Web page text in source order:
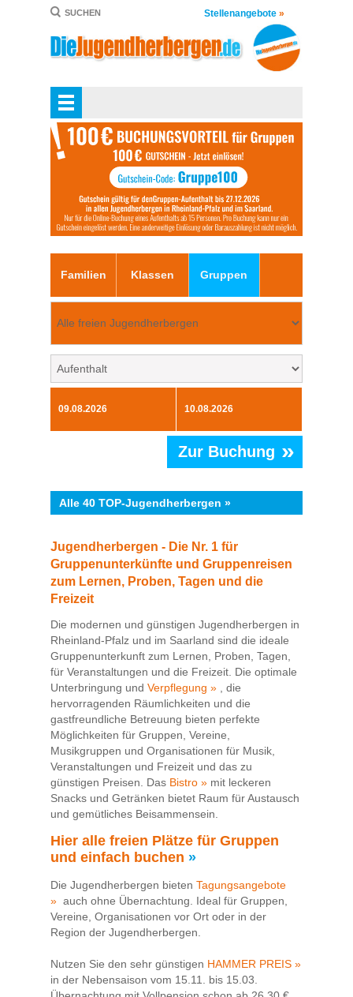
SUCHEN Stellenangebote »
Familien Klassen Gruppen
Zur Buchung »
Alle 40 TOP-Jugendherbergen »
Jugendherbergen - Die Nr. 1 für
Gruppenunterkünfte und Gruppenreisen
zum Lernen, Proben, Tagen und die
Freizeit
Die modernen und günstigen Jugendherbergen in
Rheinland-Pfalz und im Saarland sind die ideale
Gruppenunterkunft zum Lernen, Proben, Tagen,
für Veranstaltungen und die Freizeit. Die optimale
Unterbringung und Verpflegung » , die
hervorragenden Räumlichkeiten und die
gastfreundliche Betreuung bieten perfekte
Möglichkeiten für Gruppen, Vereine,
Musikgruppen und Organisationen für Musik,
Veranstaltungen und Freizeit und das zu
günstigen Preisen. Das Bistro » mit leckeren
Snacks und Getränken bietet Raum für Austausch
und gemütliches Beisammensein.
Hier alle freien Plätze für Gruppen
und einfach buchen »
Die Jugendherbergen bieten Tagungsangebote
» auch ohne Übernachtung. Ideal für Gruppen,
Vereine, Organisationen vor Ort oder in der
Region der Jugendherbergen.
Nutzen Sie den sehr günstigen HAMMER PREIS »
in der Nebensaison vom 15.11. bis 15.03.